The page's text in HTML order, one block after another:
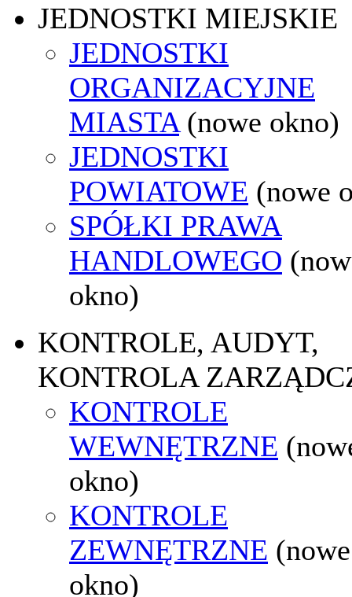
JEDNOSTKI MIEJSKIE
JEDNOSTKI
ORGANIZACYJNE
MIASTA (nowe okno)
JEDNOSTKI
POWIATOWE (nowe
SPÓŁKI PRAWA
HANDLOWEGO
okno)
KONTROLE, AUDYT,
KONTROLA
KONTROLE
WEWNĘTRZNE
okno)
KONTROLE
ZEWNĘTRZNE (nowe
okno)